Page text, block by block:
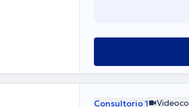
Consultorio 1